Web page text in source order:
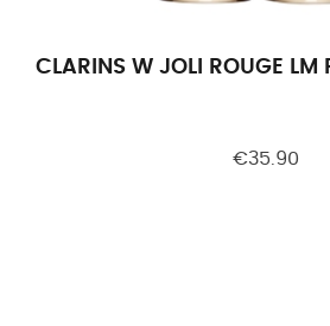
CLARINS W JOLI ROUGE LM
€35.90